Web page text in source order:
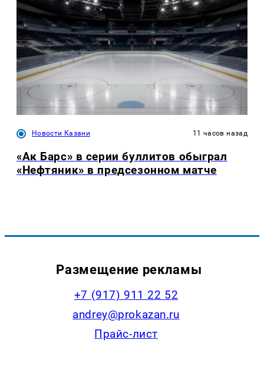
Новости Казани 11 часов назад
«Ак Барс» в серии буллитов обыграл
«Нефтяник» в предсезонном матче
Размещение рекламы
+7 (917) 911 22 52
andrey@prokazan.ru
Прайс-лист